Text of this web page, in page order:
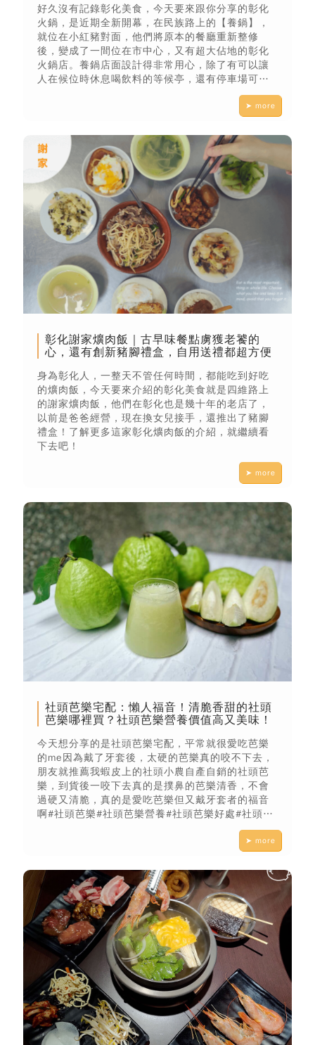
好久沒有記錄彰化美食，今天要來跟你分享的彰化
火鍋，是近期全新開幕，在民族路上的【養鍋】，
就位在小紅豬對面，他們將原本的餐廳重新整修
後，變成了一間位在市中心，又有超大佔地的彰化
火鍋店。養鍋店面設計得非常用心，除了有可以讓
人在候位時休息喝飲料的等候亭，還有停車場可以
停車，真的是超方便，非常適合家庭聚餐或尾牙的
➤ more
彰化謝家爌肉飯｜古早味餐點虜獲老饕的
心，還有創新豬腳禮盒，自用送禮都超方便
身為彰化人，一整天不管任何時間，都能吃到好吃
的爌肉飯，今天要來介紹的彰化美食就是四維路上
的謝家爌肉飯，他們在彰化也是幾十年的老店了，
以前是爸爸經營，現在換女兒接手，還推出了豬腳
禮盒！了解更多這家彰化爌肉飯的介紹，就繼續看
下去吧！
➤ more
社頭芭樂宅配：懶人福音！清脆香甜的社頭
芭樂哪裡買？社頭芭樂營養價值高又美味！
今天想分享的是社頭芭樂宅配，平常就很愛吃芭樂
的me因為戴了牙套後，太硬的芭樂真的咬不下去，
朋友就推薦我蝦皮上的社頭小農自產自銷的社頭芭
樂，到貨後一咬下去真的是撲鼻的芭樂清香，不會
過硬又清脆，真的是愛吃芭樂但又戴牙套者的福音
啊#社頭芭樂#社頭芭樂營養#社頭芭樂好處#社頭芭
➤ more